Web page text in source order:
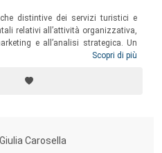
distintive dei servizi turistici e
relativi all’attività organizzativa,
e all’analisi strategica. Un
formazione universitaria e a tutti i
manager, esperti del
la loro esperienza specifica
Scopri di più
Carosella